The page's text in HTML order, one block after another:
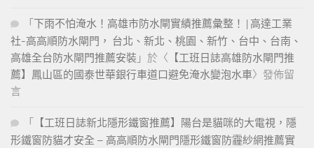
「 下雨不怕淹水！高雄市防水閘實績推薦彙整！ | 高達工業
社-高高順防水閘門， 台北、新北、桃園、新竹、台中、台南、
高雄全台防水閘門推薦安裝 」於〈 【工班日誌高雄防水閘門推
薦】鳳山區的國泰世華銀行車道口避免淹水變泡水車〉發佈留
言
「
【工班日誌新北隱形鐵窗推薦】陽台是貓咪的大電視，隱
形鐵窗防貓才安全 – 高高順防水閘門隱形鐵窗防霾紗網推薦實